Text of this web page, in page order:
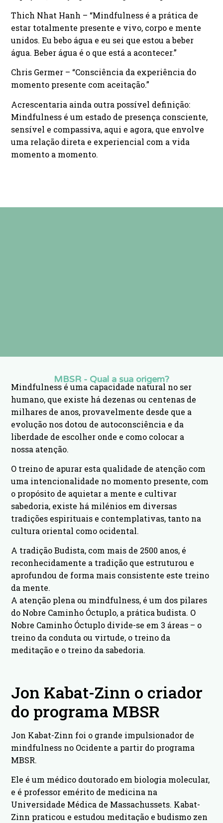
Thich Nhat Hanh – “Mindfulness é a prática de
estar totalmente presente e vivo, corpo e mente
unidos. Eu bebo água e eu sei que estou a beber
água. Beber água é o que está a acontecer.”
Chris Germer – “Consciência da experiência do
momento presente com aceitação.”
Acrescentaria ainda outra possível definição:
Mindfulness é um estado de presença consciente,
sensível e compassiva, aqui e agora, que envolve
uma relação direta e experiencial com a vida
momento a momento.
MBSR - Qual a sua origem?
Mindfulness é uma capacidade natural no ser
humano, que existe há dezenas ou centenas de
milhares de anos, provavelmente desde que a
evolução nos dotou de autoconsciência e da
liberdade de escolher onde e como colocar a
nossa atenção.
O treino de apurar esta qualidade de atenção com
uma intencionalidade no momento presente, com
o propósito de aquietar a mente e cultivar
sabedoria, existe há milénios em diversas
tradições espirituais e contemplativas, tanto na
cultura oriental como ocidental.
A tradição Budista, com mais de 2500 anos, é
reconhecidamente a tradição que estruturou e
aprofundou de forma mais consistente este treino
da mente.
A atenção plena ou mindfulness, é um dos pilares
do Nobre Caminho Óctuplo, a prática budista. O
Nobre Caminho Óctuplo divide-se em 3 áreas – o
treino da conduta ou virtude, o treino da
meditação e o treino da sabedoria.
Jon Kabat-Zinn o criador
do programa MBSR
Jon Kabat-Zinn foi o grande impulsionador de
mindfulness no Ocidente a partir do programa
MBSR.
Ele é um médico doutorado em biologia molecular,
e é professor emérito de medicina na
Universidade Médica de Massachussets. Kabat-
Zinn praticou e estudou meditação e budismo zen